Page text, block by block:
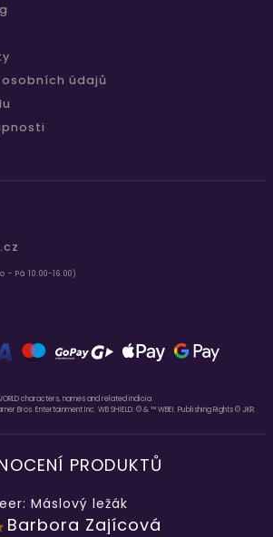
údajů
- Pá 10.00-16.00)
characters, names and related indicia
Bros. Entertainment Inc. WB SHIELD: © & ™ WBEI. Publishing Rights © JKR.
PRODUKTŮ
Máslový ležák
Barbora Zajícová